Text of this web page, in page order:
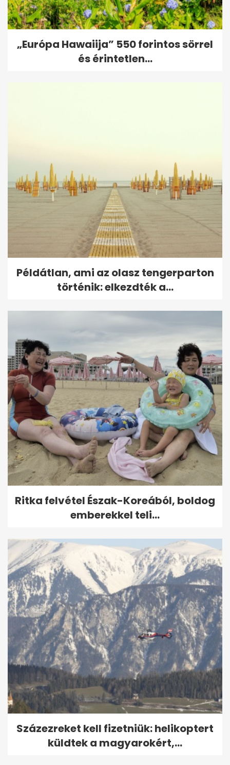
„Európa Hawaiija” 550 forintos sörrel
és érintetlen...
Példátlan, ami az olasz tengerparton
történik: elkezdték a...
Ritka felvétel Észak-Koreából, boldog
emberekkel teli...
Százezreket kell fizetniük: helikoptert
küldtek a magyarokért,...